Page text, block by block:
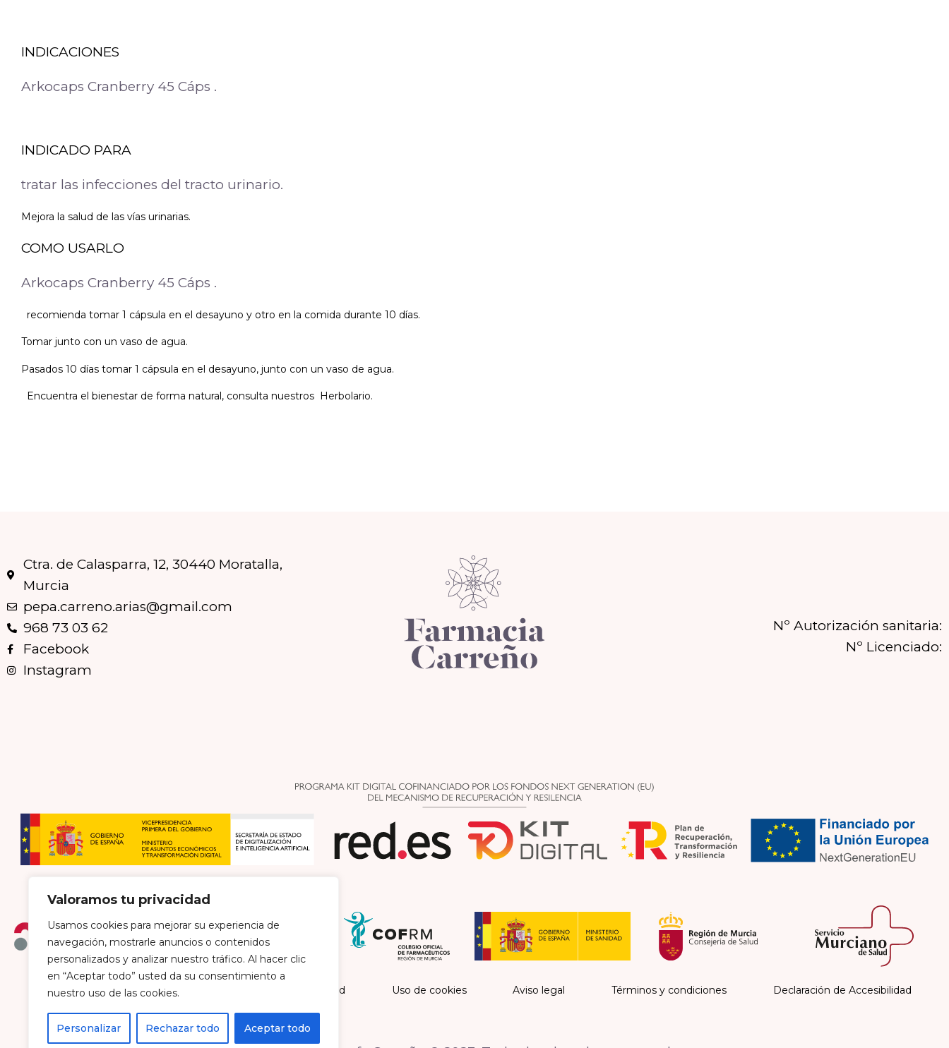
Valoramos tu privacidad
Usamos cookies para mejorar su experiencia de
navegación, mostrarle anuncios o contenidos
personalizados y analizar nuestro tráfico. Al hacer clic
en “Aceptar todo” usted da su consentimiento a
nuestro uso de las cookies.
Personalizar Rechazar todo Aceptar todo
INDICACIONES
Arkocaps Cranberry 45 Cáps .
INDICADO PARA
tratar las infecciones del tracto urinario.
Mejora la salud de las vías urinarias.
COMO USARLO
Arkocaps Cranberry 45 Cáps .
recomienda tomar 1 cápsula en el desayuno y otro en la comida durante 10 días.
Tomar junto con un vaso de agua.
Pasados 10 días tomar 1 cápsula en el desayuno, junto con un vaso de agua.
Encuentra el bienestar de forma natural, consulta nuestros Herbolario.
Ctra. de Calasparra, 12, 30440 Moratalla,
Murcia
pepa.carreno.arias@gmail.com
968 73 03 62
Facebook
Instagram
Nº Autorización sanitaria:
Nº Licenciado:
Política de envío y devoluciones Política de privacidad Uso de cookies Aviso legal Términos y condiciones Declaración de Accesibilidad